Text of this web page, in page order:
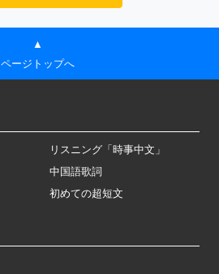
▲
ページトップへ
リスニング「時事中文」
中国語歌詞
初めての超短文